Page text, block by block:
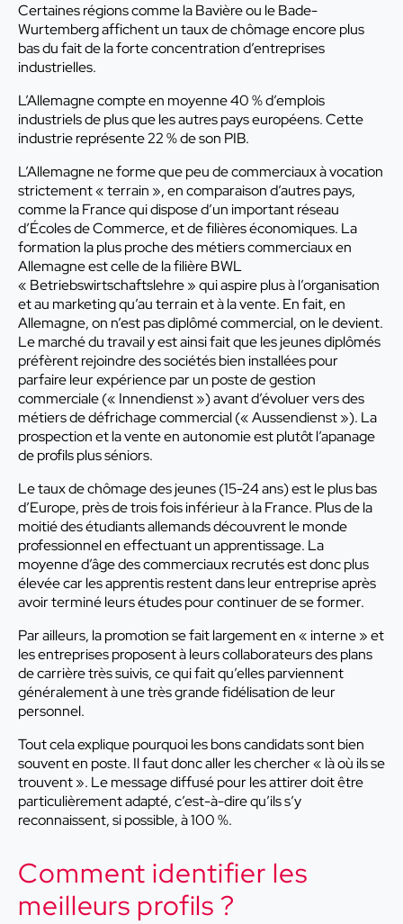
Certaines régions comme la Bavière ou le Bade-
Wurtemberg affichent un taux de chômage encore plus
bas du fait de la forte concentration d’entreprises
industrielles.
L’Allemagne compte en moyenne 40 % d’emplois
industriels de plus que les autres pays européens. Cette
industrie représente 22 % de son PIB.
L’Allemagne ne forme que peu de commerciaux à vocation
strictement « terrain », en comparaison d’autres pays,
comme la France qui dispose d’un important réseau
d’Écoles de Commerce, et de filières économiques. La
formation la plus proche des métiers commerciaux en
Allemagne est celle de la filière BWL
« Betriebswirtschaftslehre » qui aspire plus à l’organisation
et au marketing qu’au terrain et à la vente. En fait, en
Allemagne, on n’est pas diplômé commercial, on le devient.
Le marché du travail y est ainsi fait que les jeunes diplômés
préfèrent rejoindre des sociétés bien installées pour
parfaire leur expérience par un poste de gestion
commerciale (« Innendienst ») avant d’évoluer vers des
métiers de défrichage commercial (« Aussendienst »). La
prospection et la vente en autonomie est plutôt l’apanage
de profils plus séniors.
Le taux de chômage des jeunes (15-24 ans) est le plus bas
d’Europe, près de trois fois inférieur à la France. Plus de la
moitié des étudiants allemands découvrent le monde
professionnel en effectuant un apprentissage. La
moyenne d’âge des commerciaux recrutés est donc plus
élevée car les apprentis restent dans leur entreprise après
avoir terminé leurs études pour continuer de se former.
Par ailleurs, la promotion se fait largement en « interne » et
les entreprises proposent à leurs collaborateurs des plans
de carrière très suivis, ce qui fait qu’elles parviennent
généralement à une très grande fidélisation de leur
personnel.
Tout cela explique pourquoi les bons candidats sont bien
souvent en poste. Il faut donc aller les chercher « là où ils se
trouvent ». Le message diffusé pour les attirer doit être
particulièrement adapté, c’est-à-dire qu’ils s’y
reconnaissent, si possible, à 100 %.
Comment identifier les
meilleurs profils ?